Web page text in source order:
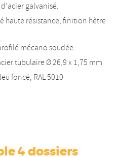
galvanisé.
haute résistance, finition hêtre
mécano soudée.
tubulaire Ø 26,9 x 1,75 mm
foncé, RAL 5010
4 dossiers